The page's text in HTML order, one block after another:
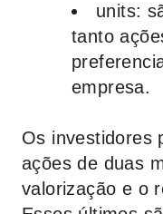
units:
tanto
empresa.
Os investidores
ações de duas
valorização e o